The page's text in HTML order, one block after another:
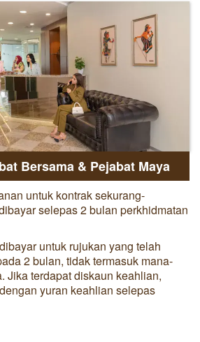
Bersama & Pejabat Maya
untuk kontrak sekurang-
selepas 2 bulan perkhidmatan
untuk rujukan yang telah
2 bulan, tidak termasuk mana-
Jika terdapat diskaun keahlian,
yuran keahlian selepas